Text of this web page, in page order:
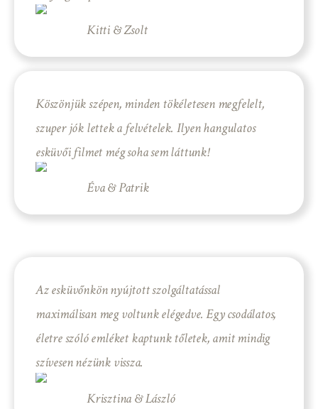
Kitti & Zsolt
Köszönjük szépen, minden tökéletesen megfelelt,
szuper jók lettek a felvételek. Ilyen hangulatos
esküvői filmet még soha sem láttunk!
Éva & Patrik
Az esküvőnkön nyújtott szolgáltatással
maximálisan meg voltunk elégedve. Egy csodálatos,
életre szóló emléket kaptunk tőletek, amit mindig
szívesen nézünk vissza.
Krisztina & László